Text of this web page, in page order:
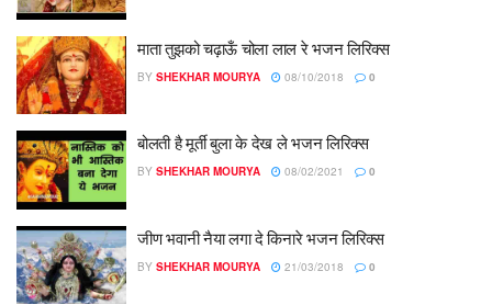
माता तुझको चढ़ाऊँ चोला लाल रे भजन लिरिक्स
BY SHEKHAR MOURYA 08/10/2018 0
बोलती है मूर्ती बुला के देख ले भजन लिरिक्स
BY SHEKHAR MOURYA 08/02/2021 0
जीण भवानी नैया लगा दे किनारे भजन लिरिक्स
BY SHEKHAR MOURYA 21/03/2018 0